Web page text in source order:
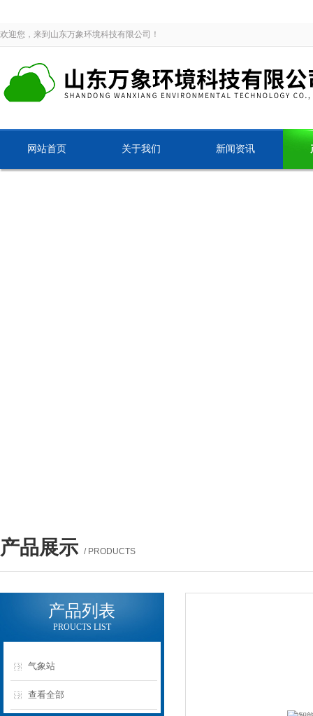
欢迎您，来到山东万象环境科技有限公司！
网站首页 关于我们 新闻资讯
产品展示 / PRODUCTS
产品列表
PROUCTS LIST
气象站
查看全部